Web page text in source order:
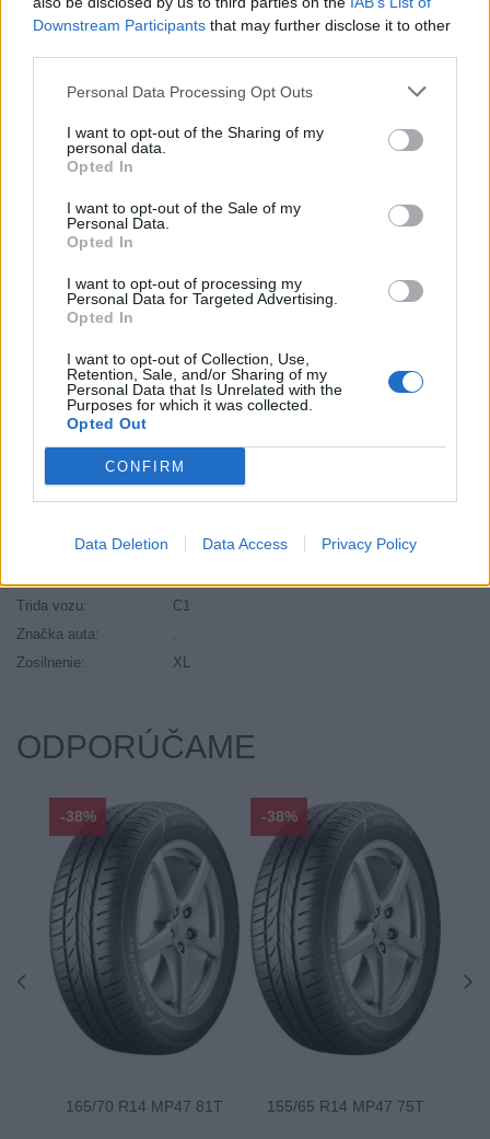
Downstream Participants that may further disclose it to other
Personal Data Processing Opt Outs
I want to opt-out of the Sharing of my
personal data.
Opted In
I want to opt-out of the Sale of my
Personal Data.
Opted In
I want to opt-out of processing my
Personal Data for Targeted Advertising.
Opted In
I want to opt-out of Collection, Use,
Retention, Sale, and/or Sharing of my
Personal Data that Is Unrelated with the
Purposes for which it was collected.
Opted Out
CONFIRM
Data Deletion Data Access Privacy Policy
8019227193879
Hmotnosť:
Druh pneumatiky:
Standardní
Hlučnosť:
73
Hlučnosť typ:
Index kg:
104 (900kg)
Konštrukcia:
Radiální
Priľnavosť na mokru:
C
Zimné
Trida vozu:
C1
Značka auta:
Zosilnenie:
XL
ODPORÚČAME
-38%
165/70 R14 MP47 81T
-38%
155/65 R14 MP47 75T